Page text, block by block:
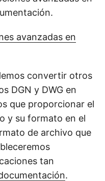
avanzadas en
convertir otros
DGN y DWG en
que proporcionar el
y su formato en el
de archivo que
tan
.